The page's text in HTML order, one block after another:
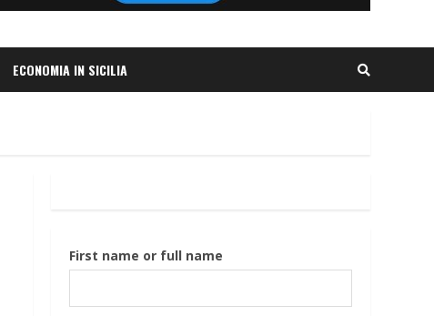
ECONOMIA IN SICILIA
First name or full name